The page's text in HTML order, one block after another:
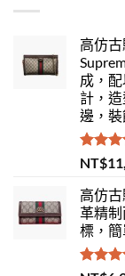
高仿
成，
計，
邊，
評分
滿分 5
NT$
高仿
革精
標，